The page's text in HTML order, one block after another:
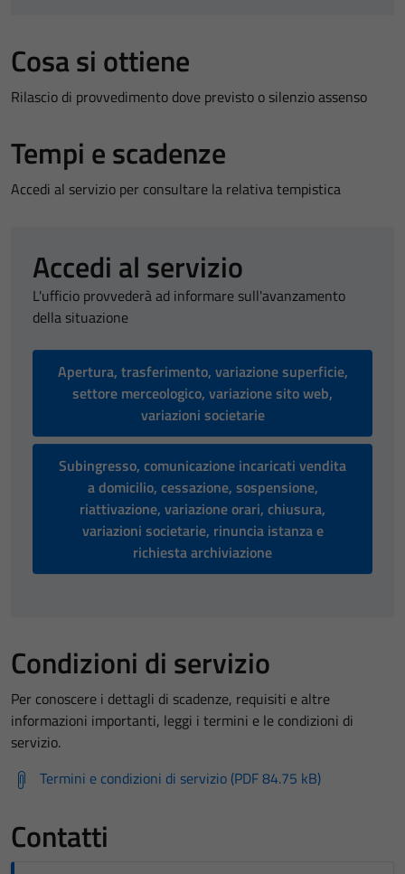
Cosa si ottiene
Rilascio di provvedimento dove previsto o silenzio assenso
Tempi e scadenze
Accedi al servizio per consultare la relativa tempistica
Accedi al servizio
L'ufficio provvederà ad informare sull'avanzamento
della situazione
Apertura, trasferimento, variazione superficie,
settore merceologico, variazione sito web,
variazioni societarie
Subingresso, comunicazione incaricati vendita
a domicilio, cessazione, sospensione,
riattivazione, variazione orari, chiusura,
variazioni societarie, rinuncia istanza e
richiesta archiviazione
Condizioni di servizio
Per conoscere i dettagli di scadenze, requisiti e altre
informazioni importanti, leggi i termini e le condizioni di
servizio.
Termini e condizioni di servizio (PDF 84.75 kB)
Contatti